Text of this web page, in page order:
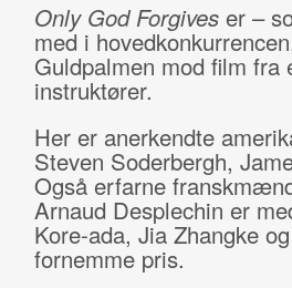
Only God Forgives er –
med i
Guldpalmen mod film
instruktører.
Her er anerkendte
Steven Soderbergh,
Også erfarne
Arnaud Desplechin er
Kore-ada, Jia Zhangke
fornemme pris.